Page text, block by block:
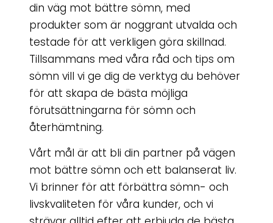
din väg mot bättre sömn, med
produkter som är noggrant utvalda och
testade för att verkligen göra skillnad.
Tillsammans med våra råd och tips om
sömn vill vi ge dig de verktyg du behöver
för att skapa de bästa möjliga
förutsättningarna för sömn och
återhämtning.
Vårt mål är att bli din partner på vägen
mot bättre sömn och ett balanserat liv.
Vi brinner för att förbättra sömn- och
livskvaliteten för våra kunder, och vi